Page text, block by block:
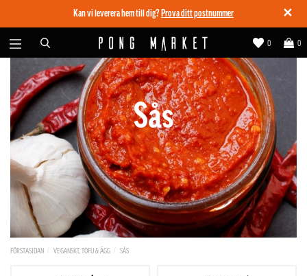
✕
Kan vi leverera hem till dig? Prova ditt postnummer
0
0
Sås
FÖRSTASIDAN VEGANSKT, TOFU & ÄGG SÅS